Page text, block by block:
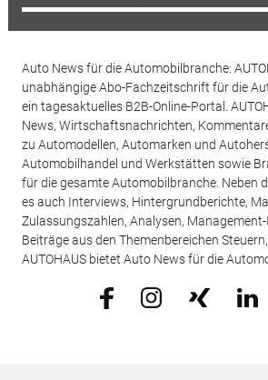
Auto News für die Automobilbranche:
unabhängige Abo-Fachzeitschrift für die
ein tagesaktuelles B2B-Online-Portal.
News, Wirtschaftsnachrichten,
zu Automodellen, Automarken und
Automobilhandel und Werkstätten sowie
für die gesamte Automobilbranche. Neben
es auch Interviews, Hintergrundberichte,
Zulassungszahlen, Analysen,
Beiträge aus den Themenbereichen
AUTOHAUS bietet Auto News für die